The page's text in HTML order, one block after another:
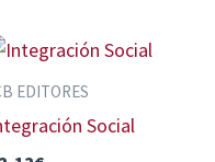
EDITORES
Social